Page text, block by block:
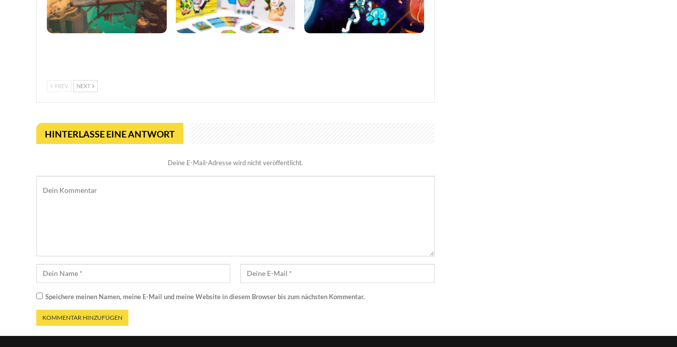
PREV NEXT
HINTERLASSE EINE ANTWORT
Deine E-Mail-Adresse wird nicht veröffentlicht.
Speichere meinen Namen, meine E-Mail und meine Website in diesem Browser bis zum nächsten Kommentar.